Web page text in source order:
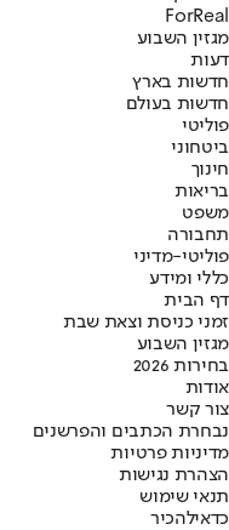
ForReal
מגזין השבוע
דעות
חדשות בארץ
חדשות בעולם
פוליטי
ביטחוני
חינוך
בריאות
משפט
תחבורה
פוליטי-מדיני
כללי ומידע
דף הבית
זמני כניסת וצאת שבת
מגזין השבוע
בחירות 2026
אודות
צור קשר
נבחרת הכתבים והפרשנים
מדיניות פרטיות
הצהרת נגישות
תנאי שימוש
כדאילהכיר